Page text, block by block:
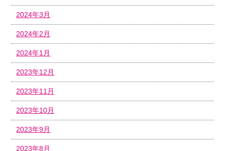
2024年3月
2024年2月
2024年1月
2023年12月
2023年11月
2023年10月
2023年9月
2023年8月